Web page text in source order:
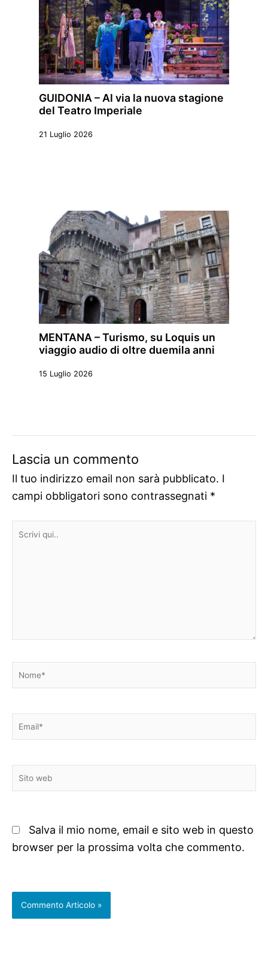
GUIDONIA – Al via la nuova stagione
del Teatro Imperiale
21 Luglio 2026
MENTANA – Turismo, su Loquis un
viaggio audio di oltre duemila anni
15 Luglio 2026
Lascia un commento
Il tuo indirizzo email non sarà pubblicato. I
campi obbligatori sono contrassegnati *
Scrivi
Nome*
Email*
Sito
web
Salva il mio nome, email e sito web in questo
browser per la prossima volta che commento.